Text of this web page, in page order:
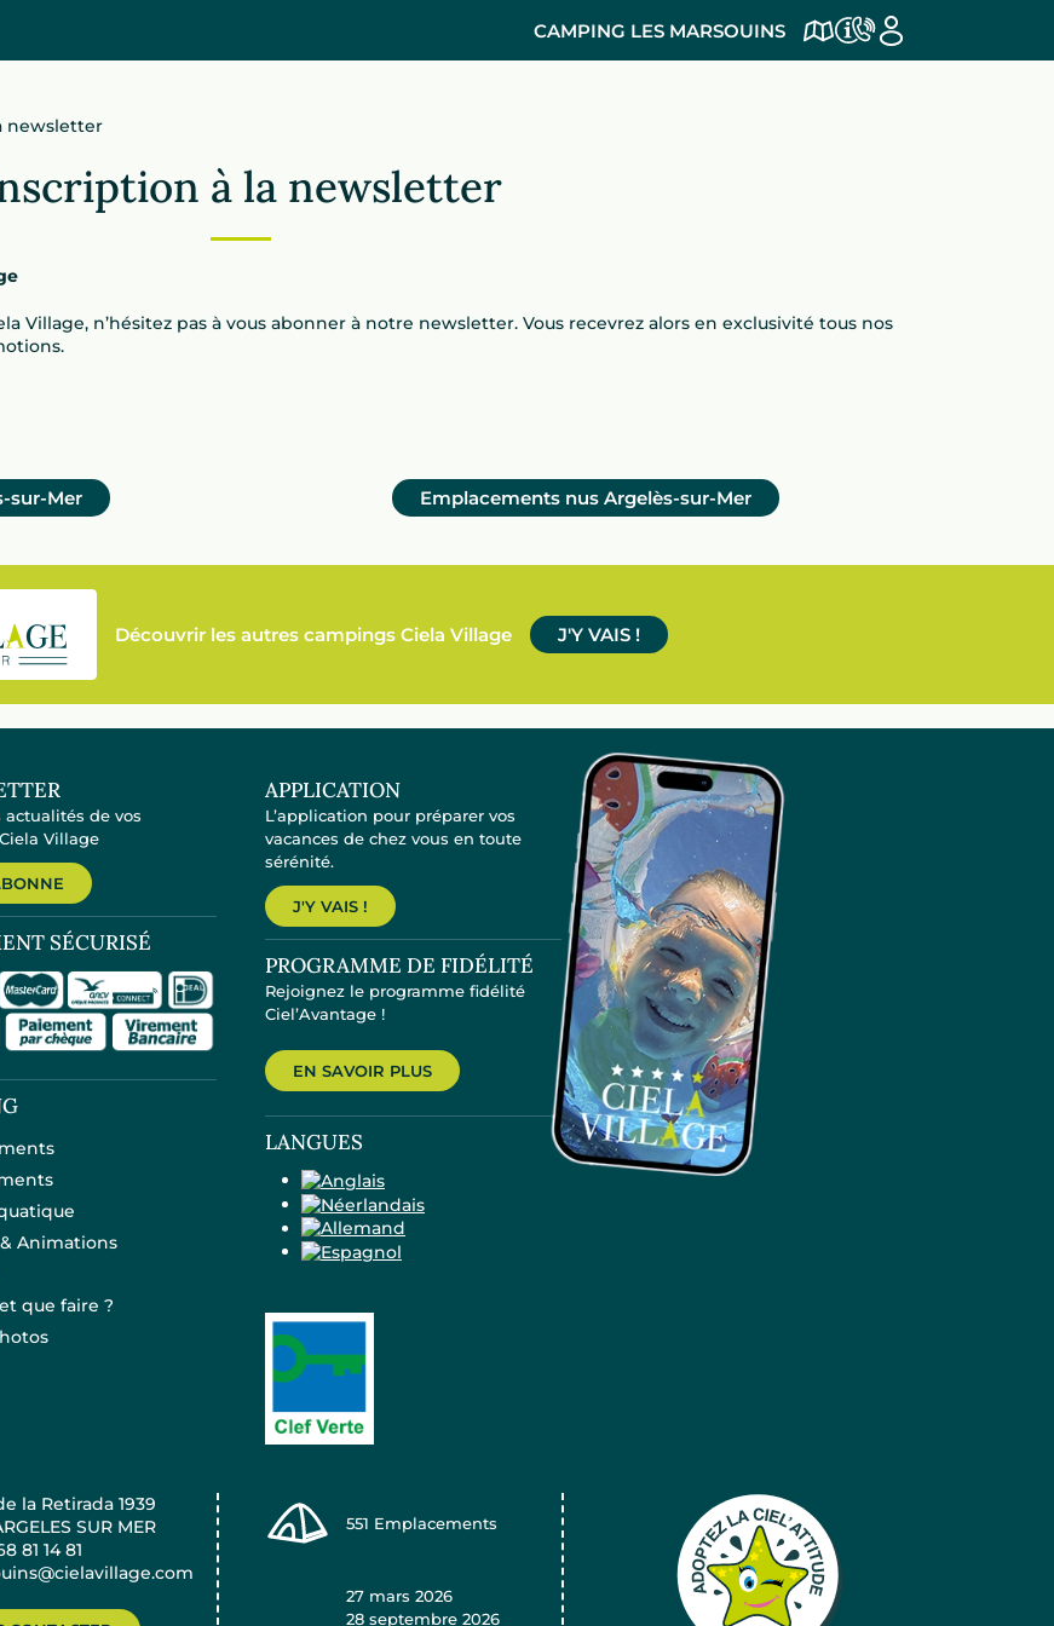
CAMPING LES MARSOUINS
newsletter
à la newsletter
Village, n’hésitez pas à vous abonner à notre newsletter. Vous recevrez alors en exclusivité tous nos
sur-Mer Emplacements nus Argelès-sur-Mer
Découvrir les autres campings Ciela Village J'Y VAIS !
actualités de vos
Village
SÉCURISÉ
Animations
que faire ?
APPLICATION
L’application pour préparer vos
vacances de chez vous en toute
sérénité.
J'Y VAIS !
PROGRAMME DE FIDÉLITÉ
Rejoignez le programme fidélité
Ciel’Avantage !
EN SAVOIR PLUS
LANGUES
la Retirada 1939
SUR MER
81 14 81
551 Emplacements
27 mars 2026
28 septembre 2026